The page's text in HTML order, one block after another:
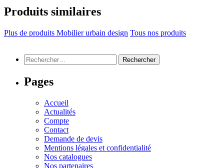
Produits similaires
Plus de produits Mobilier urbain design Tous nos produits
Rechercher :
Pages
Accueil
Actualités
Compte
Contact
Demande de devis
Mentions légales et confidentialité
Nos catalogues
Nos partenaires